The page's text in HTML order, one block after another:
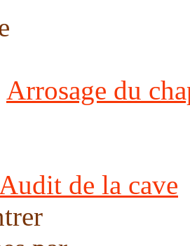
Arrosage du
Audit de la cave